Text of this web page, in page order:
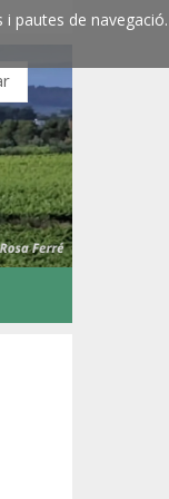
pautes de navegació.